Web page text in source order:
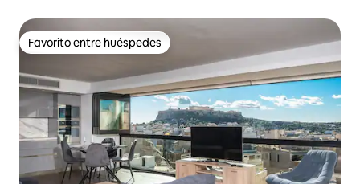
Favorito entre huéspedes
Favorito entre huéspedes